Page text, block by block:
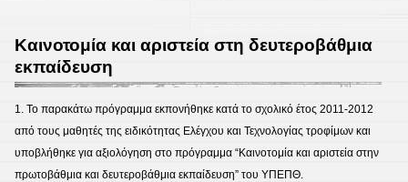
Καινοτομία και αριστεία στη δευτεροβάθμια
εκπαίδευση
1. Το παρακάτω πρόγραμμα εκπονήθηκε κατά το σχολικό έτος 2011-2012
από τους μαθητές της ειδικότητας Ελέγχου και Τεχνολογίας τροφίμων και
υποβλήθηκε για αξιολόγηση στο πρόγραμμα “Καινοτομία και αριστεία στην
πρωτοβάθμια και δευτεροβάθμια εκπαίδευση” του ΥΠΕΠΘ.